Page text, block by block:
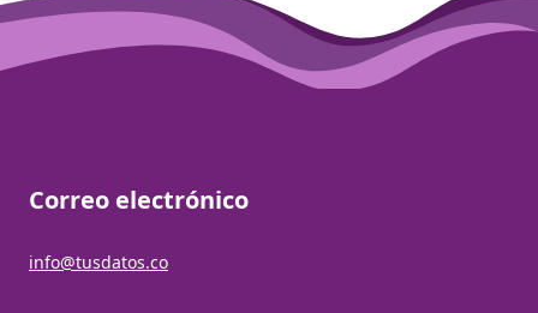
Correo electrónico
info@tusdatos.co